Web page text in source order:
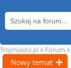
Trojmiasto.pl » Forum »
Nowy temat